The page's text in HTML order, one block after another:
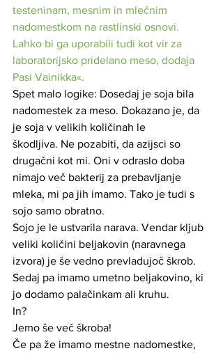
testeninam, mesnim in mlečnim
nadomestkom na rastlinski osnovi.
Lahko bi ga uporabili tudi kot vir za
laboratorijsko pridelano meso, dodaja
Pasi Vainikka«.
Spet malo logike: Dosedaj je soja bila
nadomestek za meso. Dokazano je, da
je soja v velikih količinah le
škodljiva. Ne pozabiti, da azijsci so
drugačni kot mi. Oni v odraslo doba
nimajo več bakterij za prebavljanje
mleka, mi pa jih imamo. Tako je tudi s
sojo samo obratno.
Sojo je le ustvarila narava. Vendar kljub
veliki količini beljakovin (naravnega
izvora) je še vedno prevladujoč škrob.
Sedaj pa imamo umetno beljakovino, ki
jo dodamo palačinkam ali kruhu.
In?
Jemo še več škroba!
Če pa že imamo mestne nadomestke,